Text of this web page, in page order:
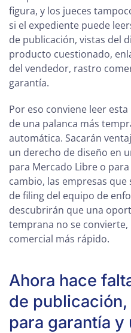
figura, y los jueces
si el expediente puede
de publicación, vistas del
producto cuestionado,
del vendedor, rastro
garantía.
Por eso conviene leer
de una palanca más
automática. Sacarán
un derecho de diseño en
para Mercado Libre o
cambio, las empresas
de filing del equipo de
descubrirán que una
temprana no se
comercial más rápido.
Ahora hace
de
para garantía y